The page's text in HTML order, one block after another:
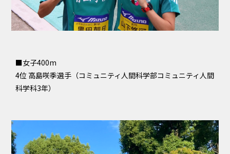
■女子400m
4位 高島咲季選手（コミュニティ人間科学部コミュニティ人間
科学科3年）